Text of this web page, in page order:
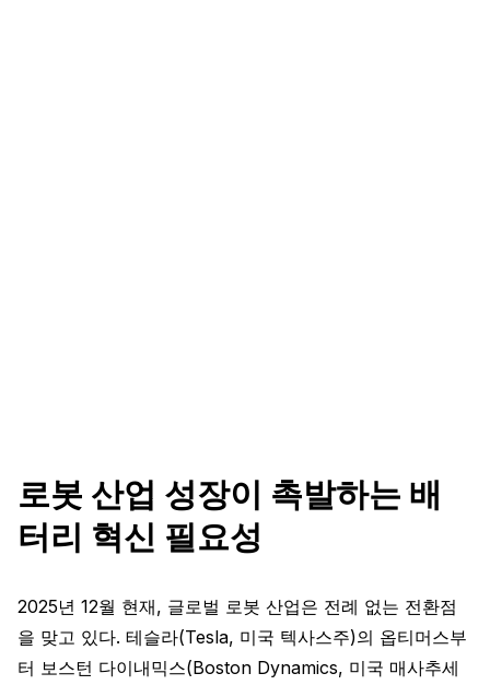
로봇 산업 성장이 촉발하는 배
터리 혁신 필요성
2025년 12월 현재, 글로벌 로봇 산업은 전례 없는 전환점
을 맞고 있다. 테슬라(Tesla, 미국 텍사스주)의 옵티머스부
터 보스턴 다이내믹스(Boston Dynamics, 미국 매사추세